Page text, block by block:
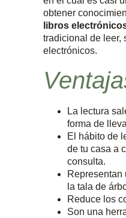
obtener
libros
tradicional de leer,
electrónicos.
La lectura
forma de
El hábito de
de tu casa a
consulta.
Representan
la tala de
Reduce los
Son una